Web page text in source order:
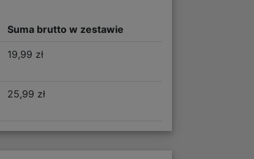
Suma brutto w zestawie
19,99 zł
25,99 zł